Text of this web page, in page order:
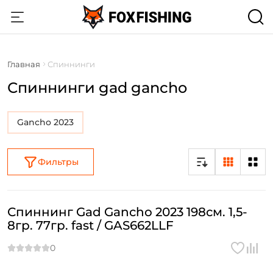
Главная Спиннинги
Спиннинги gad gancho
Gancho 2023
Фильтры
Спиннинг Gad Gancho 2023 198см. 1,5-
8гр. 77гр. fast / GAS662LLF